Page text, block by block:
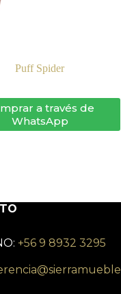
Puff Spider
a través de
WhatsApp
+56 9 8932 3295